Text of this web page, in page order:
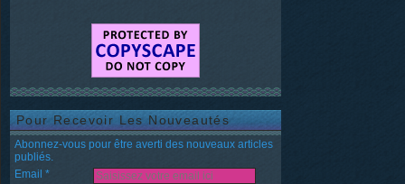
Pour Recevoir Les Nouveautés
Abonnez-vous pour être averti des nouveaux articles
publiés.
Email